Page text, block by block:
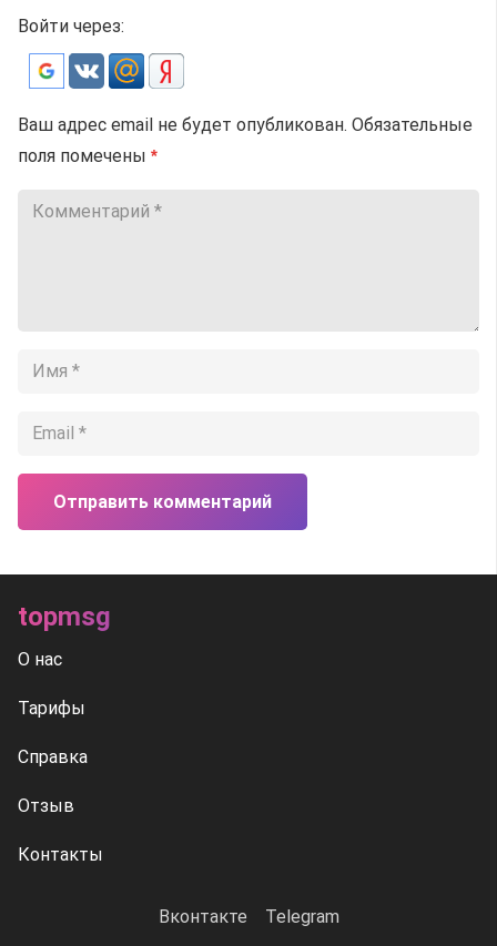
Войти через:
Ваш адрес email не будет опубликован. Обязательные
поля помечены *
Отправить комментарий
topmsg
О нас
Тарифы
Справка
Отзыв
Контакты
Вконтакте Telegram